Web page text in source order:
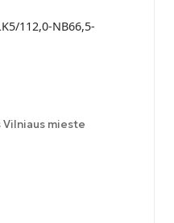
112,0-NB66,5-
mieste